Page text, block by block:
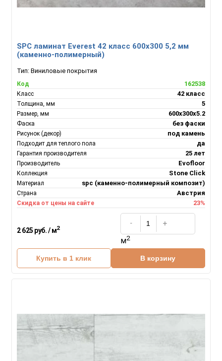
SPC ламинат Everest 42 класс 600x300 5,2 мм
(каменно-полимерный)
Тип: Виниловые покрытия
Код 162538
Класс 42 класс
Толщина, мм 5
Размер, мм 600х300х5.2
Фаска без фаски
Рисунок (декор) под камень
Подходит для теплого пола да
Гарантия производителя 25 лет
Производитель Evofloor
Коллекция Stone Click
Материал spc (каменно-полимерный композит)
Страна Австрия
Скидка от цены на сайте 23%
2 625 руб. / м2
м2
Купить в 1 клик В корзину